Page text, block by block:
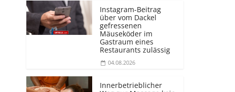
Instagram-Beitrag
über vom Dackel
gefressenen
Mäuseköder im
Gastraum eines
Restaurants zulässig
04.08.2026
Innerbetrieblicher